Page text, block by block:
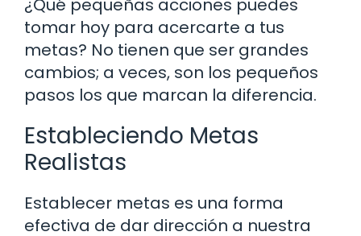
¿Qué pequeñas acciones puedes
tomar hoy para acercarte a tus
metas? No tienen que ser grandes
cambios; a veces, son los pequeños
pasos los que marcan la diferencia.
Estableciendo Metas
Realistas
Establecer metas es una forma
efectiva de dar dirección a nuestra